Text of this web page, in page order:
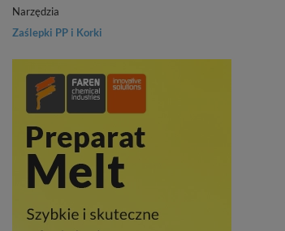
Narzędzia
Zaślepki PP i Korki